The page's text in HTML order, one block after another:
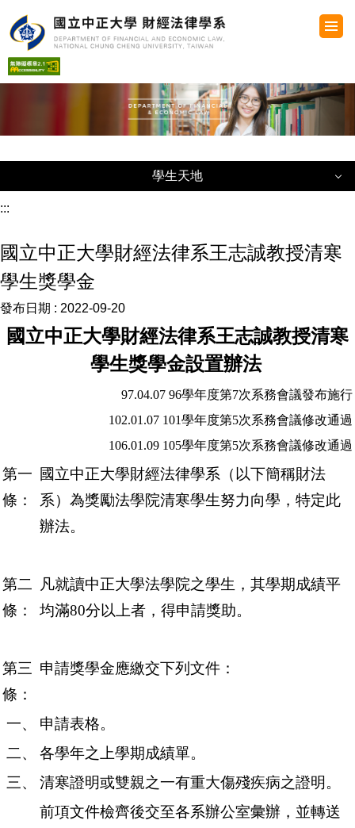
到
要
學生天地
系學會組織圖
獎助學金
學生生活手冊
:::
國立中正大學財經法律系王志誠教授清寒
學生獎學金
發布日期 : 2022-09-20
國立中正大學財經法律系王志誠教授清寒
學生獎學金設置辦法
97.04.07 96學年度第7次系務會議發布施行
102.01.07 101學年度第5次系務會議修改通過
106.01.09 105學年度第5次系務會議修改通過
第一
條：
國立中正大學財經法律學系（以下簡稱財法
系）為獎勵法學院清寒學生努力向學，特定此
辦法。
第二
條：
凡就讀中正大學法學院之學生，其學期成績平
均滿80分以上者，得申請獎助。
第三
條：
申請獎學金應繳交下列文件：
一、
申請表格。
二、
各學年之上學期成績單。
三、
清寒證明或雙親之一有重大傷殘疾病之證明。
前項文件檢齊後交至各系辦公室彙辦，並轉送